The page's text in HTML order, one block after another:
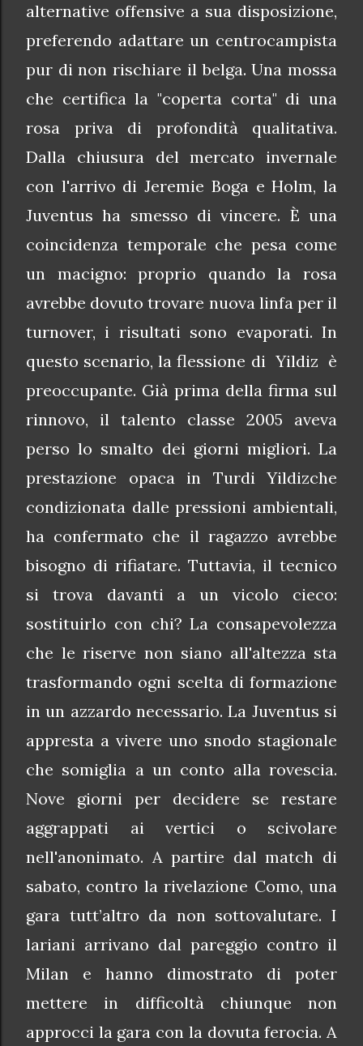
alternative offensive a sua disposizione,
preferendo adattare un centrocampista
pur di non rischiare il belga. Una mossa
che certifica la "coperta corta" di una
rosa priva di profondità qualitativa.
Dalla chiusura del mercato invernale
con l'arrivo di Jeremie Boga e Holm, la
Juventus ha smesso di vincere. È una
coincidenza temporale che pesa come
un macigno: proprio quando la rosa
avrebbe dovuto trovare nuova linfa per il
turnover, i risultati sono evaporati. In
questo scenario, la flessione di Yildiz è
preoccupante. Già prima della firma sul
rinnovo, il talento classe 2005 aveva
perso lo smalto dei giorni migliori. La
prestazione opaca in Turdi Yildizche
condizionata dalle pressioni ambientali,
ha confermato che il ragazzo avrebbe
bisogno di rifiatare. Tuttavia, il tecnico
si trova davanti a un vicolo cieco:
sostituirlo con chi? La consapevolezza
che le riserve non siano all'altezza sta
trasformando ogni scelta di formazione
in un azzardo necessario. La Juventus si
appresta a vivere uno snodo stagionale
che somiglia a un conto alla rovescia.
Nove giorni per decidere se restare
aggrappati ai vertici o scivolare
nell'anonimato. A partire dal match di
sabato, contro la rivelazione Como, una
gara tutt’altro da non sottovalutare. I
lariani arrivano dal pareggio contro il
Milan e hanno dimostrato di poter
mettere in difficoltà chiunque non
approcci la gara con la dovuta ferocia. A